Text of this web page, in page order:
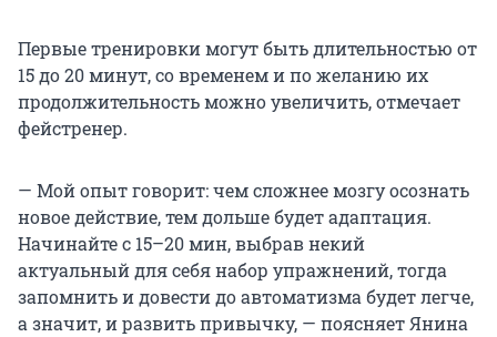
Первые тренировки могут быть длительностью от
15 до 20 минут, со временем и по желанию их
продолжительность можно увеличить, отмечает
фейстренер.
— Мой опыт говорит: чем сложнее мозгу осознать
новое действие, тем дольше будет адаптация.
Начинайте с 15–20 мин, выбрав некий
актуальный для себя набор упражнений, тогда
запомнить и довести до автоматизма будет легче,
а значит, и развить привычку, — поясняет Янина